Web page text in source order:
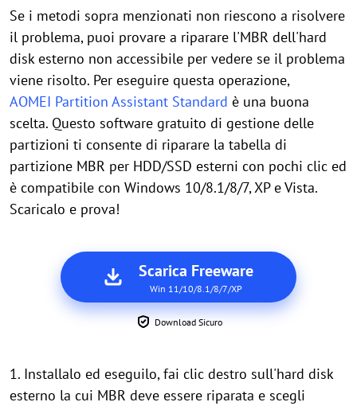
Se i metodi sopra menzionati non riescono a risolvere
il problema, puoi provare a riparare l'MBR dell'hard
disk esterno non accessibile per vedere se il problema
viene risolto. Per eseguire questa operazione,
AOMEI Partition Assistant Standard è una buona
scelta. Questo software gratuito di gestione delle
partizioni ti consente di riparare la tabella di
partizione MBR per HDD/SSD esterni con pochi clic ed
è compatibile con Windows 10/8.1/8/7, XP e Vista.
Scaricalo e prova!
Scarica Freeware
Win 11/10/8.1/8/7/XP
Download Sicuro
1. Installalo ed eseguilo, fai clic destro sull'hard disk
esterno la cui MBR deve essere riparata e scegli